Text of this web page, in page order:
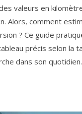
valeurs en
Alors, comment
? Ce guide
précis selon la
dans son